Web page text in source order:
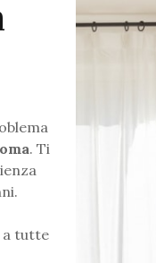
. Ti
a tutte